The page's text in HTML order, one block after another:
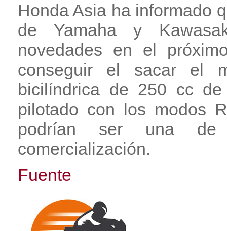
Honda Asia ha informado
de Yamaha y
novedades en el
conseguir el sacar el
bicilíndrica de 250 cc
pilotado con los modos
podrían ser una de
comercialización.
Fuente